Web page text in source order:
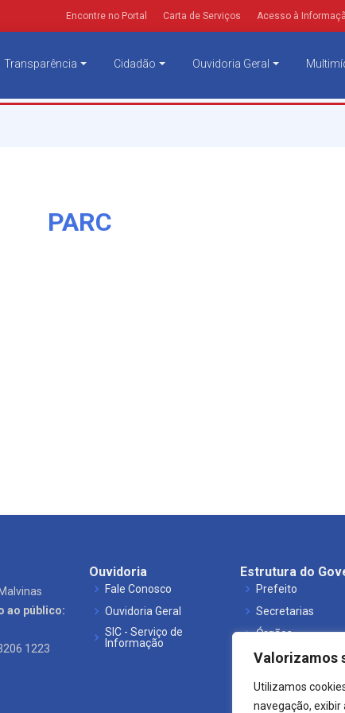
Valorizamos
Utilizamos
navegação,
Encontre no Portal Carta de Serviços Acesso à
Transparência Cidadão Ouvidoria Geral
PARC
ao público:
1223
Ouvidoria
Fale Conosco
Ouvidoria Geral
SIC - Serviço de
Informação
Estrutura do
Prefeito
Secretarias
Órgãos